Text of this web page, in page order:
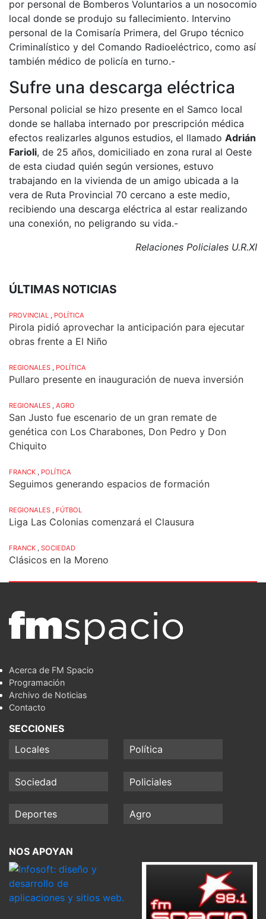
por personal de Bomberos Voluntarios a un nosocomio
local donde se produjo su fallecimiento. Intervino
personal de la Comisaría Primera, del Grupo técnico
Criminalístico y del Comando Radioeléctrico, como así
también médico de policía en turno.-
Sufre una descarga eléctrica
Personal policial se hizo presente en el Samco local
donde se hallaba internado por prescripción médica
efectos realizarles algunos estudios, el llamado Adrián
Farioli, de 25 años, domiciliado en zona rural al Oeste
de esta ciudad quién según versiones, estuvo
trabajando en la vivienda de un amigo ubicada a la
vera de Ruta Provincial 70 cercano a este medio,
recibiendo una descarga eléctrica al estar realizando
una conexión, no peligrando su vida.-
Relaciones Policiales U.R.XI
ÚLTIMAS NOTICIAS
PROVINCIAL POLÍTICA
Pirola pidió aprovechar la anticipación para ejecutar
obras frente a El Niño
REGIONALES POLÍTICA
Pullaro presente en inauguración de nueva inversión
REGIONALES AGRO
San Justo fue escenario de un gran remate de
genética con Los Charabones, Don Pedro y Don
Chiquito
FRANCK POLÍTICA
Seguimos generando espacios de formación
REGIONALES FÚTBOL
Liga Las Colonias comenzará el Clausura
FRANCK SOCIEDAD
Clásicos en la Moreno
Acerca de FM Spacio
Programación
Archivo de Noticias
Contacto
SECCIONES
Locales
Política
Sociedad Policiales
Deportes Agro
NOS APOYAN